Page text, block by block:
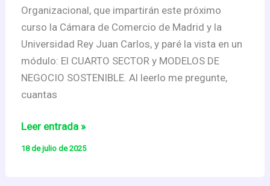
Organizacional, que impartirán este próximo
curso la Cámara de Comercio de Madrid y la
Universidad Rey Juan Carlos, y paré la vista en un
módulo: El CUARTO SECTOR y MODELOS DE
NEGOCIO SOSTENIBLE. Al leerlo me pregunte,
cuantas
La
Sostenibilidad
Leer entrada »
18 de julio de 2025